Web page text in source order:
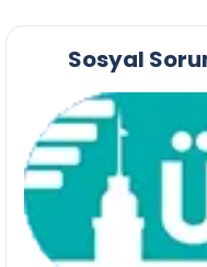
Sosyal